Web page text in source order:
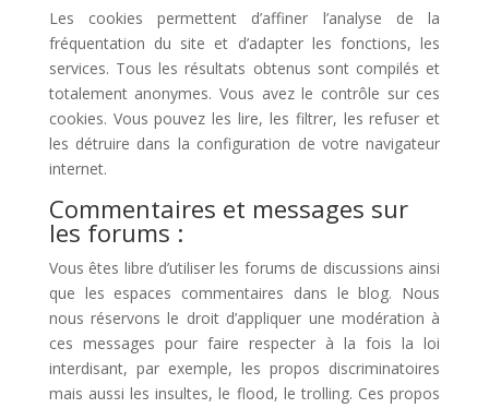
Les cookies permettent d’affiner l’analyse de la
fréquentation du site et d’adapter les fonctions, les
services. Tous les résultats obtenus sont compilés et
totalement anonymes. Vous avez le contrôle sur ces
cookies. Vous pouvez les lire, les filtrer, les refuser et
les détruire dans la configuration de votre navigateur
internet.
Commentaires et messages sur
les forums :
Vous êtes libre d’utiliser les forums de discussions ainsi
que les espaces commentaires dans le blog. Nous
nous réservons le droit d’appliquer une modération à
ces messages pour faire respecter à la fois la loi
interdisant, par exemple, les propos discriminatoires
mais aussi les insultes, le flood, le trolling. Ces propos